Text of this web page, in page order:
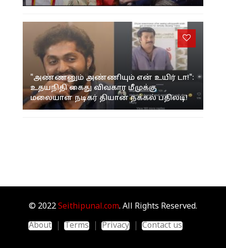
"அண்ணனும் அண்ணியும் என் உயிர் டா!":
உதயநிதி கைது விவகார மீமுக்கு
மலையாள நடிகர் தியான் நக்கல் பதிலடி!
© 2022 Seithipunal.com. All Rights Reserved.
About
Terms Privacy Contact us